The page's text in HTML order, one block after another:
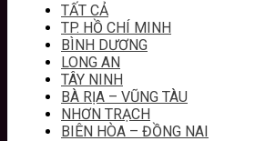
TẤT CẢ
TP. HỒ CHÍ MINH
BÌNH DƯƠNG
LONG AN
TÂY NINH
BÀ RỊA – VŨNG TÀU
NHƠN TRẠCH
BIÊN HÒA – ĐỒNG NAI